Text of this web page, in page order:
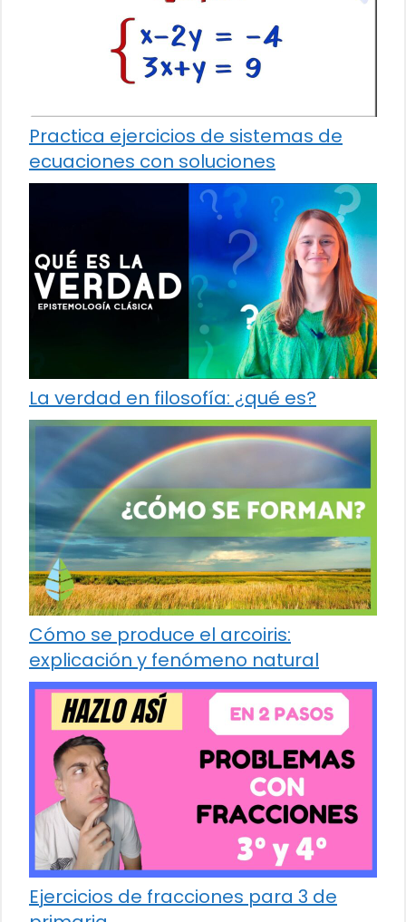
Practica ejercicios de sistemas de
ecuaciones con soluciones
La verdad en filosofía: ¿qué es?
Cómo se produce el arcoiris:
explicación y fenómeno natural
Ejercicios de fracciones para 3 de